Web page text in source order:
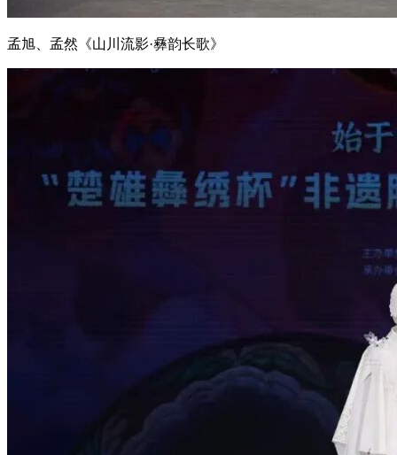
孟旭、孟然《山川流影·彝韵长歌》